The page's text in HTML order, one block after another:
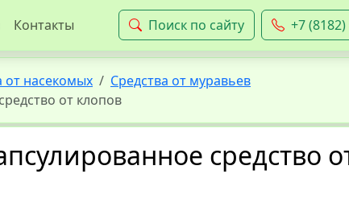
Контакты Поиск по сайту +7
от насекомых
Средства от муравьев
от клопов
средство